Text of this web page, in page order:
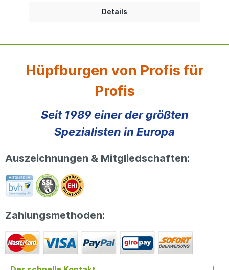
Details
Hüpfburgen von Profis für
Profis
Seit 1989 einer der größten
Spezialisten in Europa
Auszeichnungen & Mitgliedschaften:
Zahlungsmethoden: